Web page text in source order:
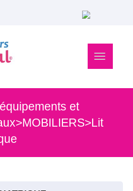
Navigation
et
>MOBILIERS>Lit